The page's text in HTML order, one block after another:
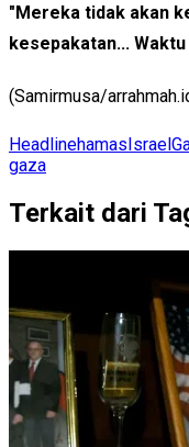
"Mereka tidak akan
kesepakatan...
(Samirmusa/
HeadlinehamasIsrael
gaza
Terkait dari